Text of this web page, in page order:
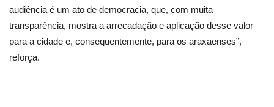
audiência é um ato de democracia, que, com muita
transparência, mostra a arrecadação e aplicação desse valor
para a cidade e, consequentemente, para os araxaenses”,
reforça.